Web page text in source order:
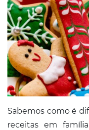
Sabemos como é
receitas em